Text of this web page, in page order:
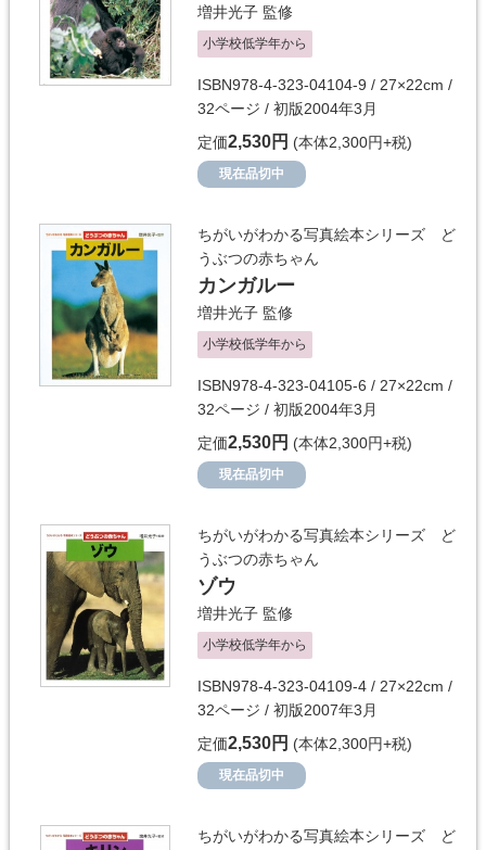
増井光子 監修
小学校低学年から
ISBN978-4-323-04104-9 / 27×22cm /
32ページ / 初版2004年3月
定価2,530円 (本体2,300円+税)
現在品切中
ちがいがわかる写真絵本シリーズ ど
うぶつの赤ちゃん
カンガルー
増井光子 監修
小学校低学年から
ISBN978-4-323-04105-6 / 27×22cm /
32ページ / 初版2004年3月
定価2,530円 (本体2,300円+税)
現在品切中
ちがいがわかる写真絵本シリーズ ど
うぶつの赤ちゃん
ゾウ
増井光子 監修
小学校低学年から
ISBN978-4-323-04109-4 / 27×22cm /
32ページ / 初版2007年3月
定価2,530円 (本体2,300円+税)
現在品切中
ちがいがわかる写真絵本シリーズ ど